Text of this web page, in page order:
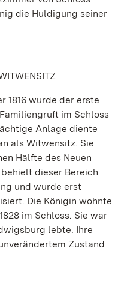
die Huldigung seiner
1816 wurde der erste
im Schloss
Anlage diente
als Witwensitz. Sie
Hälfte des Neuen
dieser Bereich
und wurde erst
Die Königin wohnte
im Schloss. Sie war
lebte. Ihre
Zustand